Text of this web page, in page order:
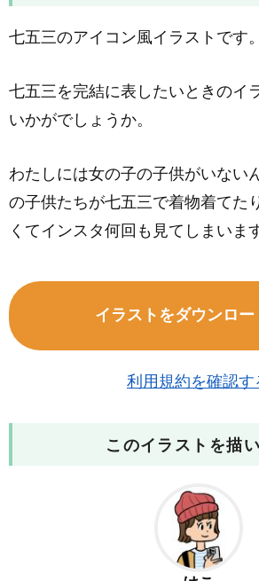
七五三のアイコン風イラストです。
七五三を完結に表したいときのイ
いかがでしょうか。
わたしには女の子の子供がいない
の子供たちが七五三で着物着てた
くてインスタ何回も見てしまいま
イラストをダウンロー
利用規約を確認す
このイラストを描